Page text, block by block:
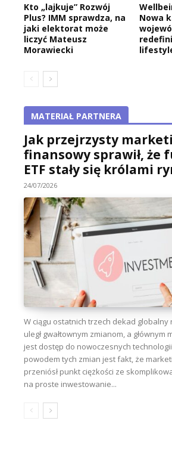
Kto „lajkuje” Rozwój
Plus? IMM sprawdza, na
jaki elektorat może
liczyć Mateusz
Morawiecki
Nowa
MATERIAŁ PARTNERA
Jak przejrzysty
finansowy sprawił, że
ETF stały się królami
24/07/2026
W ciągu ostatnich trzech dekad
uległ gwałtownym zmianom, a głównym
jest dostęp do nowoczesnych
powodem tych zmian jest fakt, że
przeniósł punkt ciężkości ze
na proste inwestowanie...